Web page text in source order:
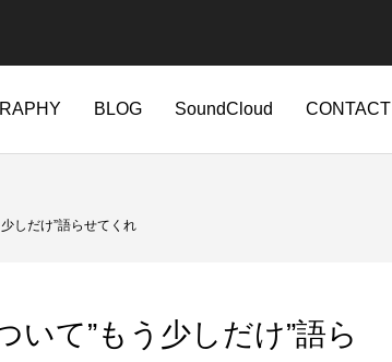
BLOG SoundCloud CONTACT
しだけ”語らせてくれ
て”もう少しだけ”語ら